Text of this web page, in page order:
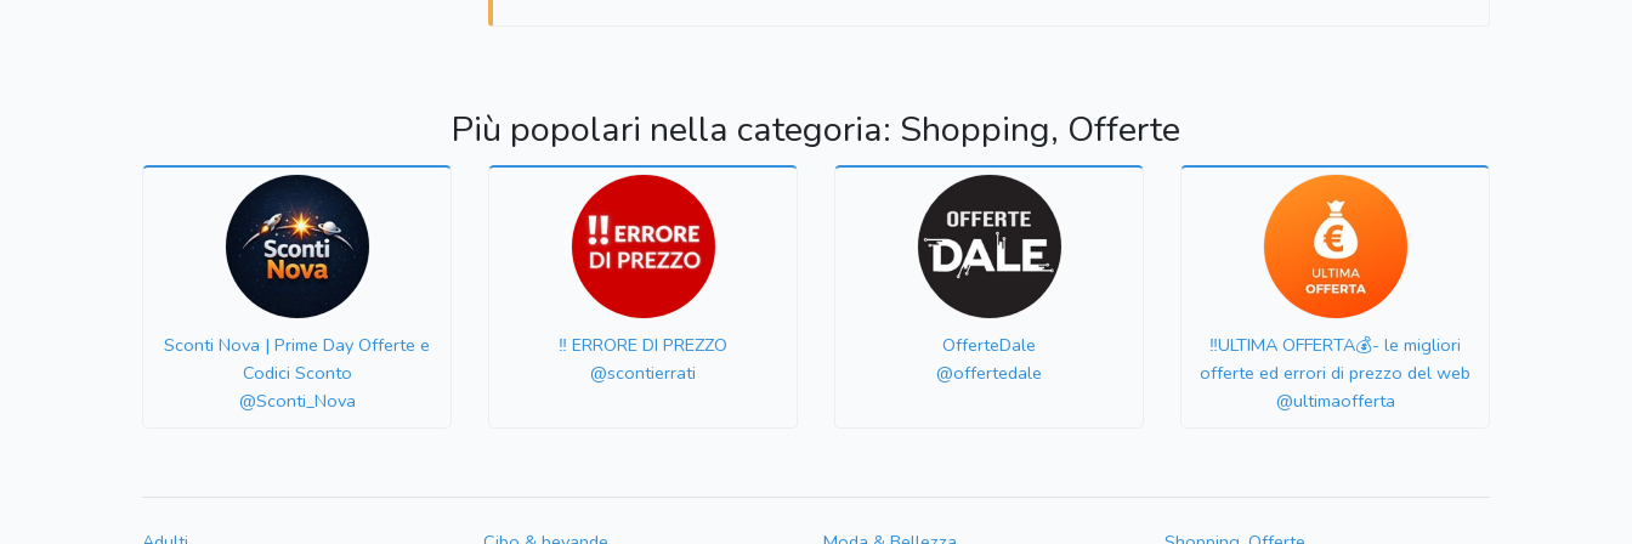
Più popolari nella categoria: Shopping, Offerte
Sconti Nova | Prime Day Offerte e
Codici Sconto
@Sconti_Nova
‼️ ERRORE DI PREZZO
@scontierrati
OfferteDale
@offertedale
‼️ULTIMA OFFERTA💰- le migliori
offerte ed errori di prezzo del web
@ultimaofferta